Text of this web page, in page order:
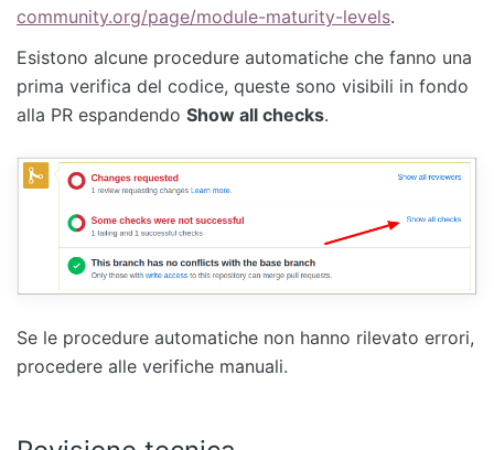
community.org/page/module-maturity-levels.
Esistono alcune procedure automatiche che fanno una
prima verifica del codice, queste sono visibili in fondo
alla PR espandendo Show all checks.
Se le procedure automatiche non hanno rilevato errori,
procedere alle verifiche manuali.